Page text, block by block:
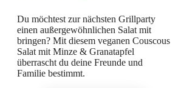
Du möchtest zur nächsten Grillparty
einen außergewöhnlichen Salat mit
bringen? Mit diesem veganen Couscous
Salat mit Minze & Granatapfel
überrascht du deine Freunde und
Familie bestimmt.